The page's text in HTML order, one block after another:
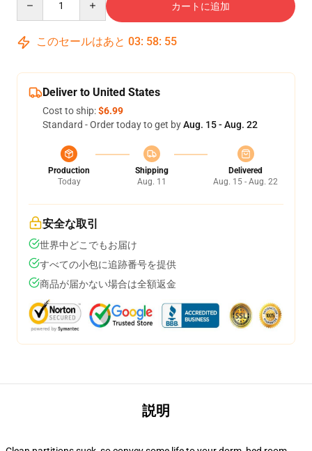
カートに追加
このセールはあと 03: 58: 54
Deliver to United States
Cost to ship:$6.99
Standard - Order today to get byAug. 15 - Aug. 22
Production
Today
Shipping
Aug. 11
Delivered
Aug. 15 - Aug. 22
安全な取引
世界中どこでもお届け
すべての小包に追跡番号を提供
商品が届かない場合は全額返金
説明